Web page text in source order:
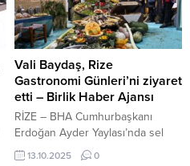
Vali Baydaş, Rize
Gastronomi Günleri’ni ziyaret
etti – Birlik Haber Ajansı
RİZE – BHA Cumhurbaşkanı
Erdoğan Ayder Yaylası’nda sel
hasarını inceledi İçeriği Görüntüle
13.10.2025 0